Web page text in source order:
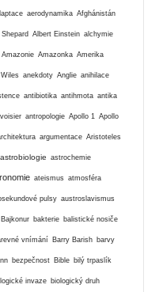
aerodynamika Afghánistán
Albert Einstein alchymie
Amazonie Amazonka Amerika
anekdoty Anglie anihilace
antibiotika antihmota antika
antropologie Apollo 1 Apollo
argumentace Aristoteles
astrobiologie astrochemie
ateismus atmosféra
pulsy austroslavismus
Bajkonur bakterie balistické nosiče
vnímání Barry Barish barvy
bezpečnost Bible bilý trpaslík
invaze biologický druh